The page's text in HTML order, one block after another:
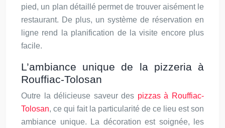
pied, un plan détaillé permet de trouver aisément le
restaurant. De plus, un système de réservation en
ligne rend la planification de la visite encore plus
facile.
L’ambiance unique de la pizzeria à
Rouffiac-Tolosan
Outre la délicieuse saveur des pizzas à Rouffiac-
Tolosan, ce qui fait la particularité de ce lieu est son
ambiance unique. La décoration est soignée, les